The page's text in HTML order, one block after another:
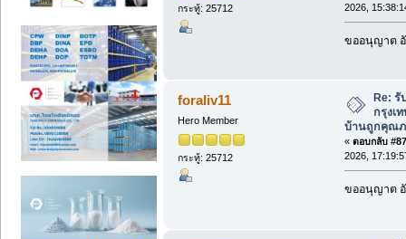
กระทู้: 25712
2026,
ขออนุญาต
foraliv11
Hero Member
กระทู้: 25712
Re: รั
กรุงเ
บ้านถูกคุณภ
« ตอบกลับ
2026,
ขออนุญาต